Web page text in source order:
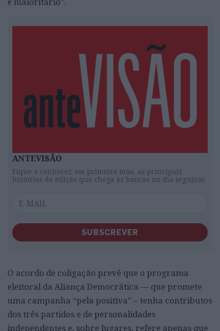
ANTEVISÃO
Fique a conhecer, em primeira mão, as principais
histórias da edição que chega às bancas no dia seguinte
SUBSCREVER
O acordo de coligação prevê que o programa
eleitoral da Aliança Democrática — que promete
uma campanha “pela positiva” – tenha contributos
dos três partidos e de personalidades
independentes e, sobre lugares, refere apenas que